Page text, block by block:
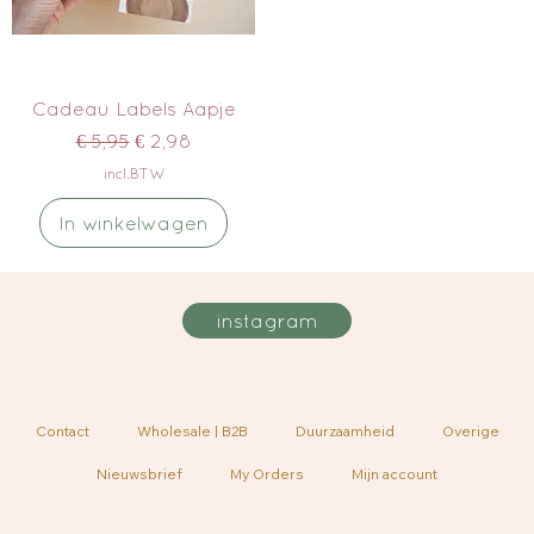
Cadeau Labels Aapje
Normale prijs
€ 5,95 Verkoopprijs
€ 2,98
incl.BTW
In winkelwagen
instagram
Contact Wholesale | B2B Duurzaamheid Overige
Nieuwsbrief My Orders Mijn account